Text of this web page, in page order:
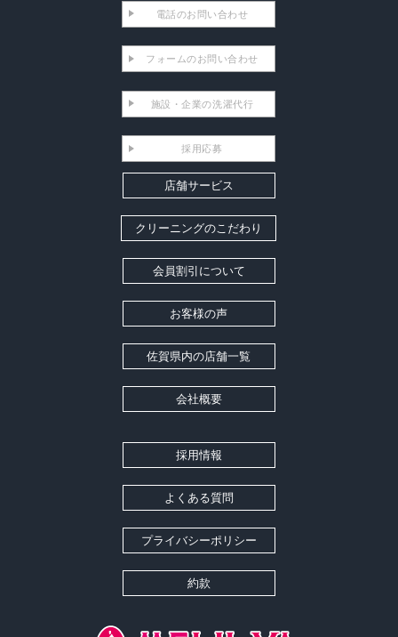
電話のお問い合わせ
フォームのお問い合わせ
施設・企業の洗濯代行
採用応募
店舗サービス
クリーニングのこだわり
会員割引について
お客様の声
佐賀県内の店舗一覧
会社概要
採用情報
よくある質問
プライバシーポリシー
約款